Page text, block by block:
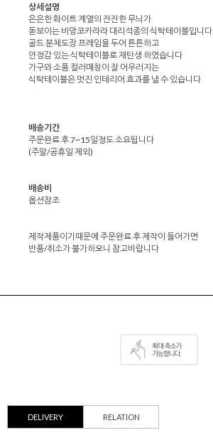
상세설명
은은한 화이트 계열의 잔잔한 무늬가
돋보이는 비앙코카라라 대리석종의 식탁테이블입니다
골드 분체도장 프레임을 두어 튼튼하고
안정감 있는 식탁테이블로 재탄생 하였습니다
가구와 소품 컬러매칭이 잘 어우러지는
식탁테이블은 멋진 인테리어 효과를 낼 수 있습니다
배송기간
주문완료 후 7~15일정도 소요됩니다
(주말/공휴일 제외)
배송비
옵션참조
제작제품이기때문에 주문완료 후 제작이 들어가면
반품/취소가 불가하오니 참고바랍니다
DELIVERY RELATION